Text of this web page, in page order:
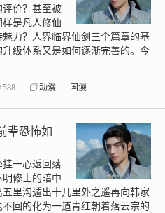
评价？甚至被
是凡人修仙
力？人界临界仙剑三个篇章的基
级体系又是如何逐渐完善的。今
588 动漫 国漫
辈恐怖如
一心返回落
修士的暗中
里沟遁出十几里外之遥再向韩家
回的化为一道青红朝着落云宗的